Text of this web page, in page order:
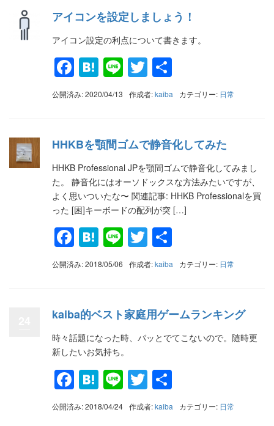
アイコンを設定しましょう！
アイコン設定の利点について書きます。
Facebook
Hatena
LineTwitter
有
公開済み: 2020/04/13 作成者:kaiba カテゴリー: 日常
HHKBを顎間ゴムで静音化してみた
HHKB Professional JPを顎間ゴムで静音化してみまし
た。 静音化にはオーソドックスな方法みたいですが、
よく思いついたな〜 関連記事: HHKB Professionalを買
った [困]キーボードの配列が突 […]
Facebook
Hatena
LineTwitter
有
公開済み: 2018/05/06 作成者:kaiba カテゴリー: 日常
kaiba的ベスト家庭用ゲームランキング
時々話題になった時、パッとでてこないので。随時更
新したいお気持ち。
Facebook
Hatena
LineTwitter
有
公開済み: 2018/04/24 作成者:kaiba カテゴリー: 日常